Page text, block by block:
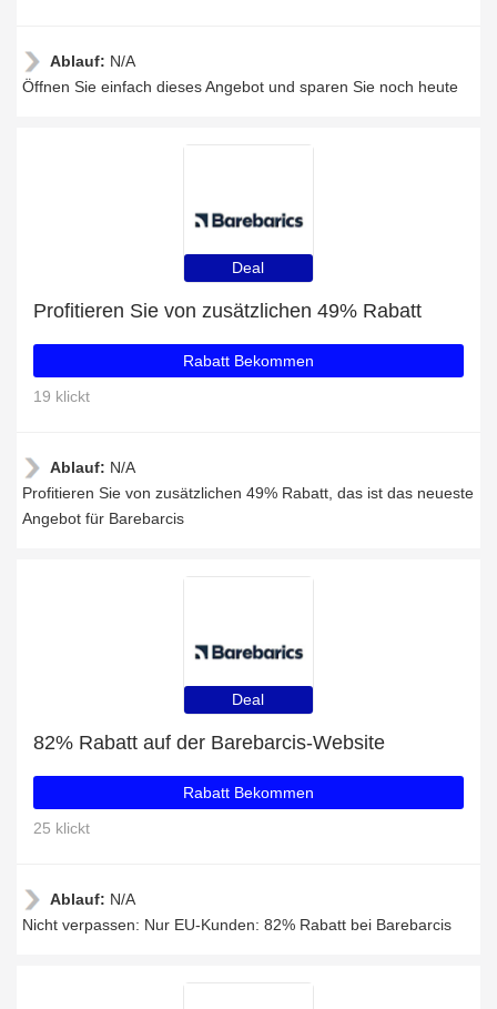
Ablauf: N/A
Öffnen Sie einfach dieses Angebot und sparen Sie noch heute
Deal
Profitieren Sie von zusätzlichen 49% Rabatt
Rabatt Bekommen
19 klickt
Ablauf: N/A
Profitieren Sie von zusätzlichen 49% Rabatt, das ist das neueste
Angebot für Barebarcis
Deal
82% Rabatt auf der Barebarcis-Website
Rabatt Bekommen
25 klickt
Ablauf: N/A
Nicht verpassen: Nur EU-Kunden: 82% Rabatt bei Barebarcis